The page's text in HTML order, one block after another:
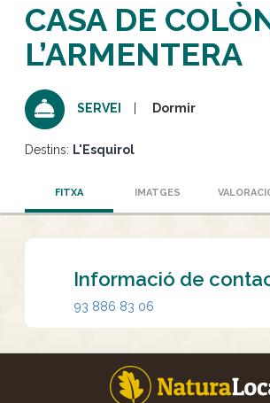
CASA DE
L’ARMENTERA
SERVEI Dormir
Destins: L'Esquirol
FITXA IMATGES
Informació de
93 886 83 06